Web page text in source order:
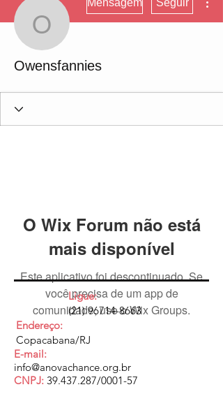
Owensfannies
Mensagem Seguir
Owensfannies
O Wix Forum não está
mais disponível
Este aplicativo foi descontinuado. Se
você precisa de um app de
comunidade, use o Wix Groups.
Ligue:
(21) 96714-8663
Endereço:
Copacabana/RJ
E-mail:
info@anovachance.org.br
CNPJ: 39.437.287/0001-57